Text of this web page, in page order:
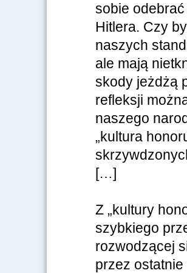
sobie
Hitlera. Czy
naszych
ale mają
skody jeżdżą
refleksji
naszego
„kultura
[…]
Z „kultury
szybkiego
rozwodzącej
przez